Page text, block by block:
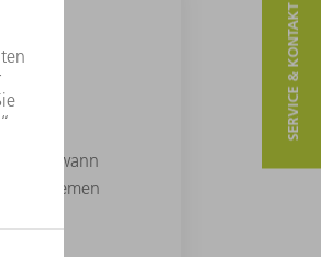
genau, wann
SERVICE & KONTAKT